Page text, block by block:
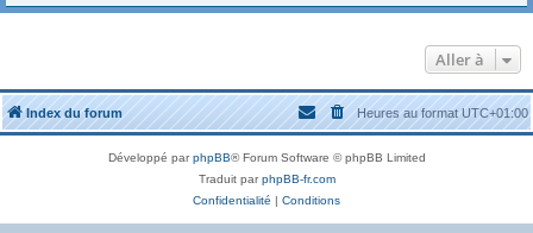
Aller à
Index du forum Heures au formatUTC+01:00
Développé parphpBB® Forum Software © phpBB Limited
Traduit parphpBB-fr.com
Confidentialité | Conditions